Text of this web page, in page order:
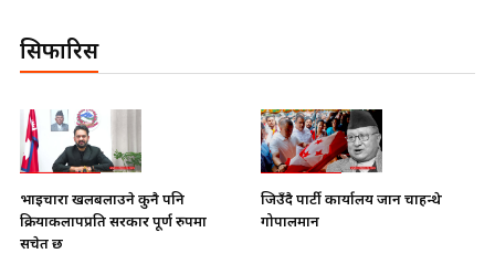
सिफारिस
भाइचारा खलबलाउने कुनै पनि
क्रियाकलापप्रति सरकार पूर्ण रुपमा
सचेत छ
जिउँदै पार्टी कार्यालय जान चाहन्थे
गोपालमान